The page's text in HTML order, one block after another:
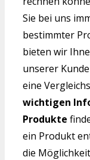
Sie bei uns
bestimmter
bieten wir
unserer
eine
wichtigen
Produkte
ein Produkt
die